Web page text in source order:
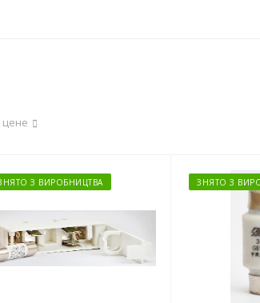
цене
З ВИРОБНИЦТВА ЗНЯТО З